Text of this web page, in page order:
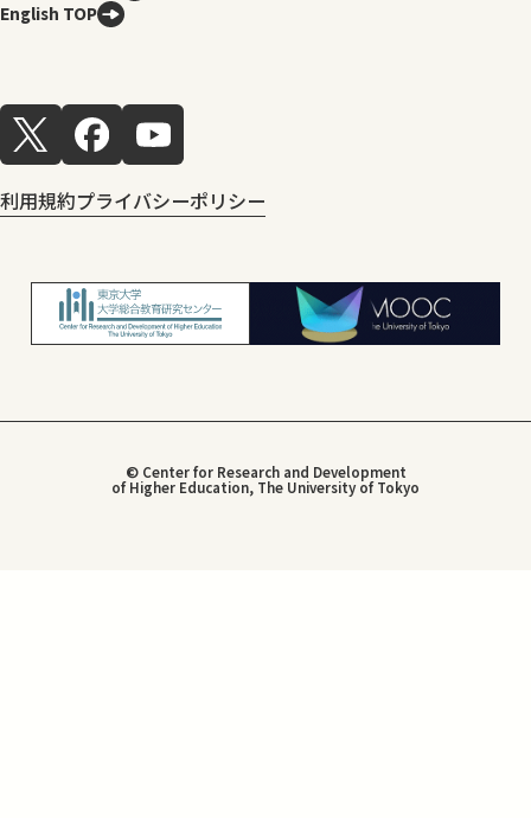
English TOP
利用規約プライバシーポリシー
© Center for Research and Development
of Higher Education, The University of Tokyo